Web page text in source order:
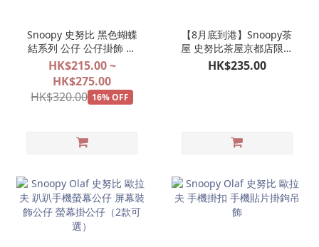
Snoopy 史努比 黑色蝴蝶
結系列 公仔 公仔掛飾 娃
娃玩偶吊飾 【2027年1月
預訂商品】
HK$215.00 ~
HK$275.00
HK$320.00 16% OFF
【8月底到港】Snoopy茶
屋 史努比茶屋京都店限定
京和傘 SNOOPY 公仔掛飾
HK$235.00